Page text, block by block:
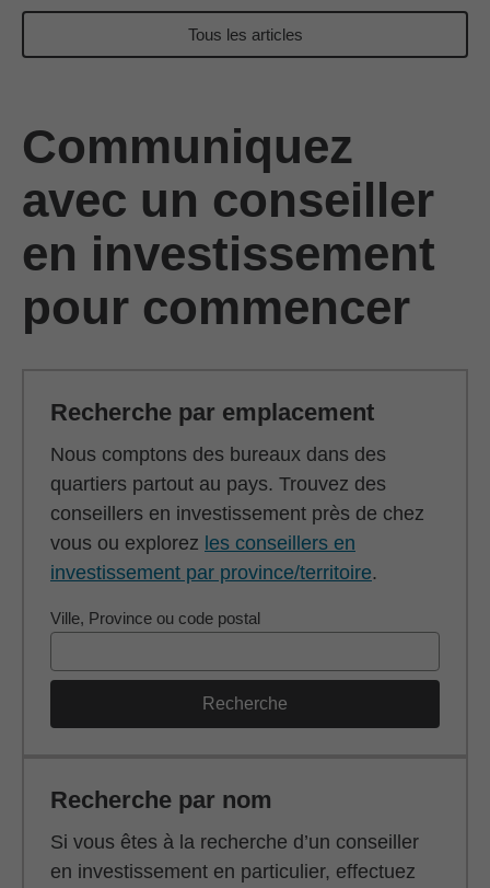
Tous les articles
Communiquez
avec un conseiller
en investissement
pour commencer
Recherche par emplacement
Nous comptons des bureaux dans des
quartiers partout au pays. Trouvez des
conseillers en investissement près de chez
vous ou explorez les conseillers en
investissement par province/territoire.
Ville, Province ou code postal
Recherche
Recherche par nom
Si vous êtes à la recherche d’un conseiller
en investissement en particulier, effectuez